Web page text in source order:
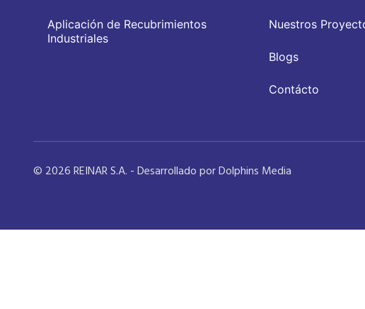
Aplicación de Recubrimientos
Industriales
Nuestros
Blogs
Contácto
© 2026 REINAR S.A. - Desarrollado por Dolphins Media